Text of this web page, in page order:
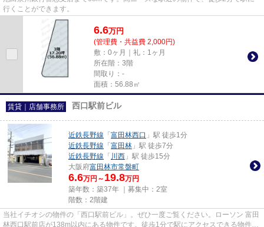
行くことができます。
6.6万円
(管理費・共益費 2,000円)
敷：0ヶ月｜礼：1ヶ月
所在階：3階
間取り：-
面積：56.88㎡
賃貸｜店舗事務所 西口駅前ビル
近鉄長野線 「 富田林西口 」駅 徒歩1分
近鉄長野線 「 富田林 」駅 徒歩7分
近鉄長野線 「 川西 」駅 徒歩15分
大阪府富田林市常盤町
6.6万円～ 19.8万円
築年数：築37年 ｜募集中： 2室
階数：2階建
当社イチオシの物件の「西口駅前ビル」。ぜひ一度ご覧ください。ローソン 富田
林西口駅前店が138m以内にある物件です。徒歩1分で駅にアクセスできる物件で